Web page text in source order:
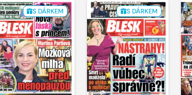
S DÁRKEM S DÁRKEM